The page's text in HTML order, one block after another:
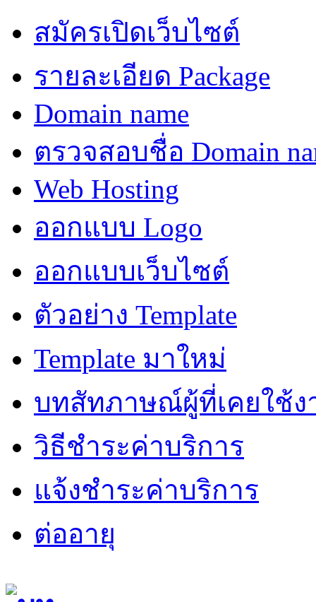
สมัครเปิดเว็บไซต์
รายละเอียด Package
Domain name
ตรวจสอบชื่อ Domain
Web Hosting
ออกแบบ Logo
ออกแบบเว็บไซต์
ตัวอย่าง Template
Template มาใหม่
บทสัทภาษณ์ผู้ที่เคยใช้ง
วิธีชำระค่าบริการ
แจ้งชำระค่าบริการ
ต่ออายุ